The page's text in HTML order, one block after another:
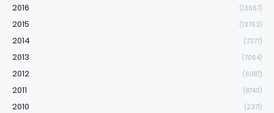
2016 (13667)
2015 (13763)
2014 (7377)
2013 (7064)
2012 (6087)
2011 (8740)
2010 (2371)